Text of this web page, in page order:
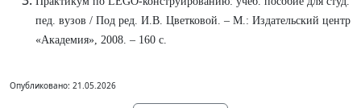
пед. вузов / Под ред. И.В. Цветковой. – М.: Издательский центр
«Академия», 2008. – 160 с.
Опубликовано: 21.05.2026